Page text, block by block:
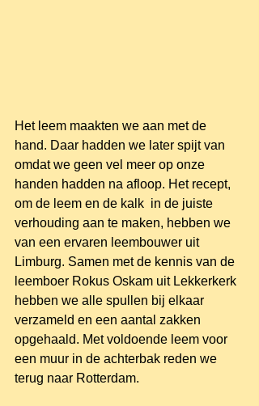
Het leem maakten we aan met de
hand. Daar hadden we later spijt van
omdat we geen vel meer op onze
handen hadden na afloop. Het recept,
om de leem en de kalk  in de juiste
verhouding aan te maken, hebben we
van een ervaren leembouwer uit
Limburg. Samen met de kennis van de
leemboer Rokus Oskam uit Lekkerkerk
hebben we alle spullen bij elkaar
verzameld en een aantal zakken
opgehaald. Met voldoende leem voor
een muur in de achterbak reden we
terug naar Rotterdam.